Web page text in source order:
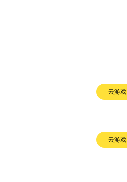
云游戏
云游戏